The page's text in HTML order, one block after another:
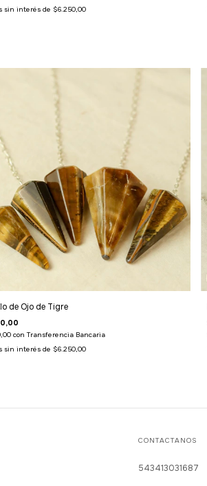
sin interés de $6.250,00
de Ojo de Tigre
con Transferencia Bancaria
sin interés de $6.250,00
CONTACTANOS
543413031687